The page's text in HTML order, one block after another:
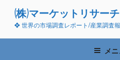
ン
(株)マーケットリサー
❖ 世界の市場調査レポート/産業調査
メ